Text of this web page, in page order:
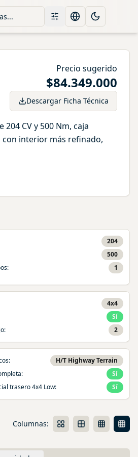
FiltrosChange language
Toggle
Precio sugerido
$84.349.000
Descargar Ficha Técnica
CV y 500 Nm, caja
con interior más refinado,
204
500
: 1
4x4
Sí
: 2
:
H/T Highway Terrain
:
Sí
trasero 4x4 Low: Sí
Columnas: